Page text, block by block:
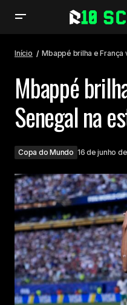
Início Mbappé brilha e França
Mbappé
Senegal na
Copa do Mundo 16 de junho